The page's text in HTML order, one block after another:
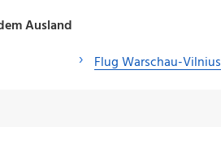
Ausland
Flug Warschau-Vilnius